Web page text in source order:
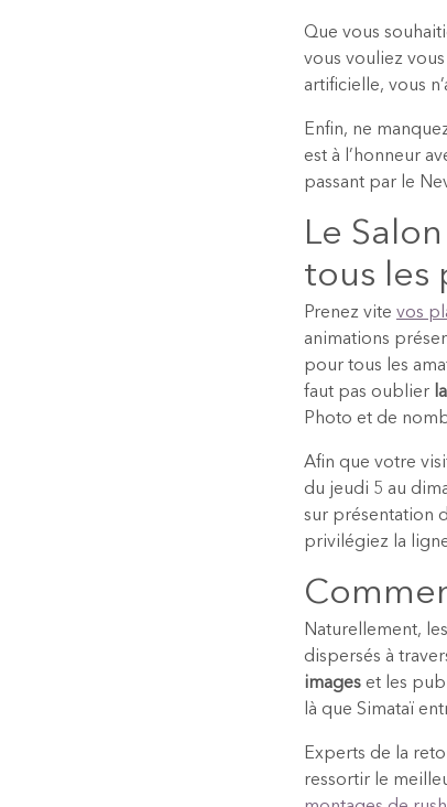
Que vous
vous vouliez
artificielle, vous
Enfin, ne
est à l’honneur
passant par le
Le
tous les
Prenez vite vos
animations
pour tous les
faut pas oublier
Photo et de
Afin que votre
du jeudi 5 au
sur présentation
privilégiez la
Naturellement,
dispersés à
images et les
là que Simataï
Experts de la
ressortir le